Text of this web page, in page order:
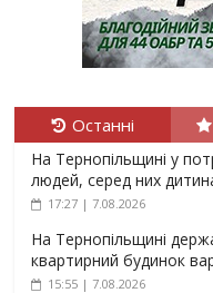
Останні
На Тернопільщині у
людей, серед них
17:27 | 7.08.2026
На Тернопільщині
квартирний будинок
15:55 | 7.08.2026